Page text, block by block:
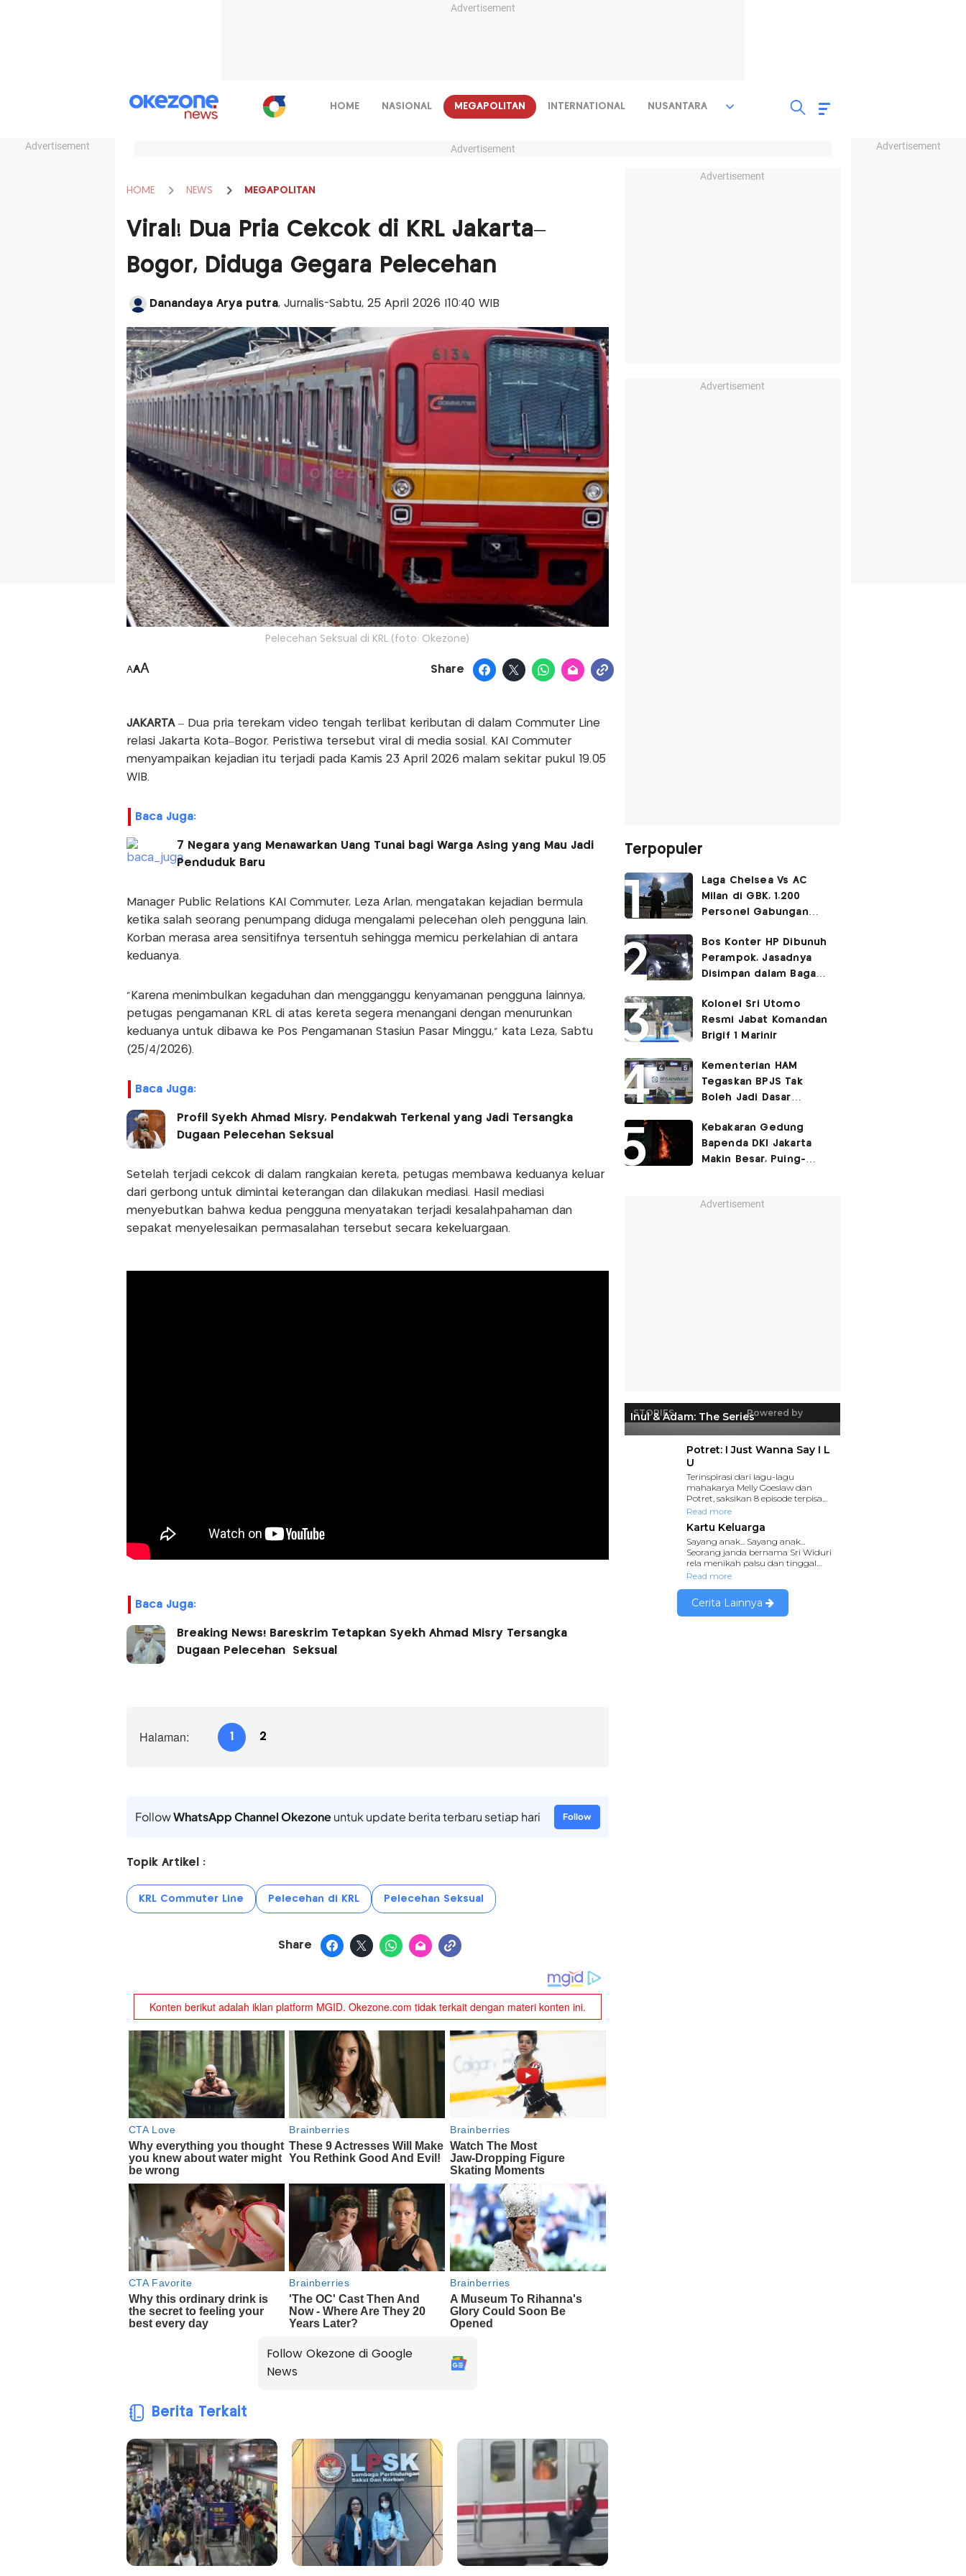
Advertisement
Advertisement Advertisement
HOME NASIONAL MEGAPOLITAN INTERNATIONAL NUSANTARA
Advertisement
HOME NEWS MEGAPOLITAN
Viral! Dua Pria Cekcok di KRL Jakarta–
Bogor, Diduga Gegara Pelecehan
Danandaya Arya putra, Jurnalis-Sabtu, 25 April 2026 |10:40 WIB
Pelecehan Seksual di KRL (foto: Okezone)
AAA Share
JAKARTA – Dua pria terekam video tengah terlibat keributan di dalam Commuter Line
relasi Jakarta Kota–Bogor. Peristiwa tersebut viral di media sosial. KAI Commuter
menyampaikan kejadian itu terjadi pada Kamis 23 April 2026 malam sekitar pukul 19.05
WIB.
Baca Juga:
7 Negara yang Menawarkan Uang Tunai bagi Warga Asing yang Mau Jadi
Penduduk Baru
Manager Public Relations KAI Commuter, Leza Arlan, mengatakan kejadian bermula
ketika salah seorang penumpang diduga mengalami pelecehan oleh pengguna lain.
Korban merasa area sensitifnya tersentuh sehingga memicu perkelahian di antara
keduanya.
“Karena menimbulkan kegaduhan dan mengganggu kenyamanan pengguna lainnya,
petugas pengamanan KRL di atas kereta segera menangani dengan menurunkan
keduanya untuk dibawa ke Pos Pengamanan Stasiun Pasar Minggu,” kata Leza, Sabtu
(25/4/2026).
Baca Juga:
Profil Syekh Ahmad Misry, Pendakwah Terkenal yang Jadi Tersangka
Dugaan Pelecehan Seksual
Setelah terjadi cekcok di dalam rangkaian kereta, petugas membawa keduanya keluar
dari gerbong untuk dimintai keterangan dan dilakukan mediasi. Hasil mediasi
menyebutkan bahwa kedua pengguna menyatakan terjadi kesalahpahaman dan
sepakat menyelesaikan permasalahan tersebut secara kekeluargaan.
Baca Juga:
Breaking News! Bareskrim Tetapkan Syekh Ahmad Misry Tersangka
Dugaan Pelecehan Seksual
Halaman: 1 2
FollowWhatsApp Channel Okezoneuntuk update berita terbaru setiap hari Follow
Topik Artikel :
KRL Commuter Line Pelecehan di KRL Pelecehan Seksual
Share
Follow Okezone di Google
News
Berita Terkait
Advertisement
Advertisement
Terpopuler
Laga Chelsea Vs AC
Milan di GBK, 1.200
Personel Gabungan
Bos Konter HP Dibunuh
Perampok, Jasadnya
Disimpan dalam Bagasi
Kolonel Sri Utomo
Resmi Jabat Komandan
Brigif 1 Marinir
Kementerian HAM
Tegaskan BPJS Tak
Boleh Jadi Dasar
Layanan Kesehatan
Kebakaran Gedung
Bapenda DKI Jakarta
Makin Besar, Puing-
Advertisement